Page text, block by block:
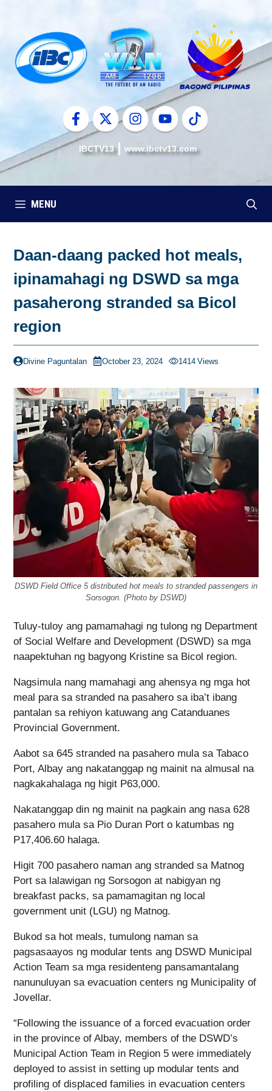
content
IBCTV13 www.ibctv13.com
MENU
Daan-daang packed hot meals,
ipinamahagi ng DSWD sa mga
pasaherong stranded sa Bicol
region
Divine Paguntalan October 23, 2024 1414 Views
DSWD Field Office 5 distributed hot meals to stranded passengers in
Sorsogon. (Photo by DSWD)
Tuluy-tuloy ang pamamahagi ng tulong ng Department
of Social Welfare and Development (DSWD) sa mga
naapektuhan ng bagyong Kristine sa Bicol region.
Nagsimula nang mamahagi ang ahensya ng mga hot
meal para sa stranded na pasahero sa iba’t ibang
pantalan sa rehiyon katuwang ang Catanduanes
Provincial Government.
Aabot sa 645 stranded na pasahero mula sa Tabaco
Port, Albay ang nakatanggap ng mainit na almusal na
nagkakahalaga ng higit P63,000.
Nakatanggap din ng mainit na pagkain ang nasa 628
pasahero mula sa Pio Duran Port o katumbas ng
P17,406.60 halaga.
Higit 700 pasahero naman ang stranded sa Matnog
Port sa lalawigan ng Sorsogon at nabigyan ng
breakfast packs, sa pamamagitan ng local
government unit (LGU) ng Matnog.
Bukod sa hot meals, tumulong naman sa
pagsasaayos ng modular tents ang DSWD Municipal
Action Team sa mga residenteng pansamantalang
nanunuluyan sa evacuation centers ng Municipality of
Jovellar.
“Following the issuance of a forced evacuation order
in the province of Albay, members of the DSWD’s
Municipal Action Team in Region 5 were immediately
deployed to assist in setting up modular tents and
profiling of displaced families in evacuation centers